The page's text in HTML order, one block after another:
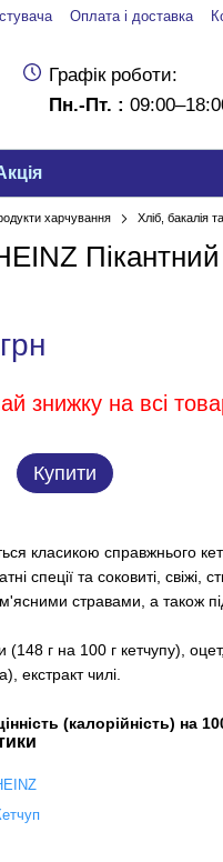
Оплата і доставка
Графік роботи:
Пн.-Пт. :
харчування Хліб, бакалія
знижку на всі
Купити
класикою справжнього
спеції та соковиті,
стравами, а також
(148 г на 100 г кетчупу),
екстракт чилі.
(калорійність) на